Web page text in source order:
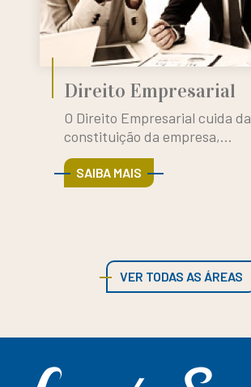
Direito Empresarial
O Direito Empresarial cuida da
constituição da empresa,...
SAIBA MAIS
VER TODAS AS ÁREAS